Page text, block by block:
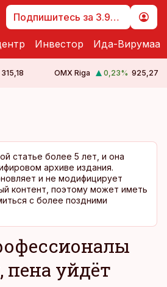
Подпишитесь за 3.99 €
Инвестор Ида-Вирумаа
315,18 OMX Riga 0,23% 925,27
статье более 5 лет, и она
архиве издания.
и не модифицирует
контент, поэтому может иметь
с более поздними
пена уйдёт